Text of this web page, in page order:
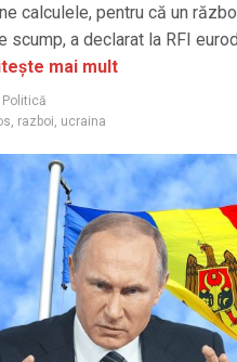
calculele, pentru că un
scump, a declarat la RFI
mai mult
Politică
razboi ucraina